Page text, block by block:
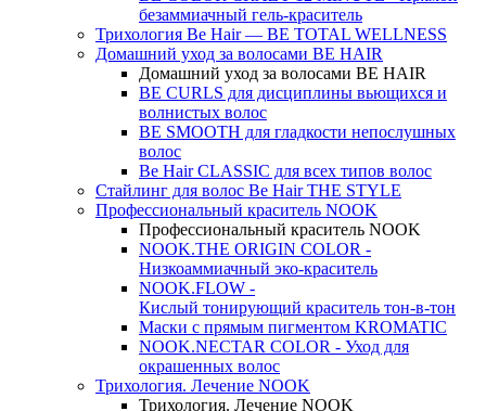
безаммиачный гель-краситель
Трихология Be Hair — BE TOTAL WELLNESS
Домашний уход за волосами BE HAIR
Домашний уход за волосами BE HAIR
BE CURLS для дисциплины вьющихся и
волнистых волос
BE SMOOTH для гладкости непослушных
волос
Be Hair CLASSIC для всех типов волос
Стайлинг для волос Be Hair THE STYLE
Профессиональный краситель NOOK
Профессиональный краситель NOOK
NOOK.THE ORIGIN COLOR -
Низкоаммиачный эко-краситель
NOOK.FLOW -
Кислый тонирующий краситель тон-в-тон
Маски с прямым пигментом KROMATIC
NOOK.NECTAR COLOR - Уход для
окрашенных волос
Трихология. Лечение NOOK
Трихология. Лечение NOOK